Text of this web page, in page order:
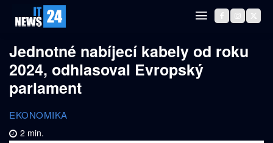
Jednotné nabíjecí kabely od roku
2024, odhlasoval Evropský
parlament
EKONOMIKA
2 min.